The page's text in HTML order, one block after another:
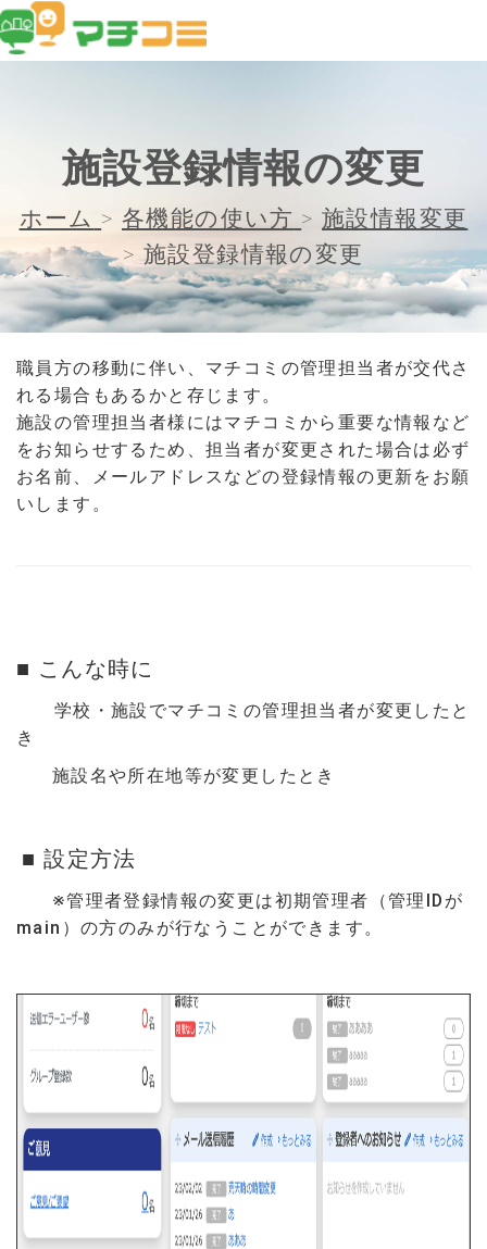
施設登録情報の変更
ホーム > 各機能の使い方 > 施設情報変更
> 施設登録情報の変更
職員方の移動に伴い、マチコミの管理担当者が交代さ
れる場合もあるかと存じます。
施設の管理担当者様にはマチコミから重要な情報など
をお知らせするため、担当者が変更された場合は必ず
お名前、メールアドレスなどの登録情報の更新をお願
いします。
■ こんな時に
学校・施設でマチコミの管理担当者が変更したと
き
施設名や所在地等が変更したとき
■ 設定方法
※管理者登録情報の変更は初期管理者（管理IDが
main）の方のみが行なうことができます。